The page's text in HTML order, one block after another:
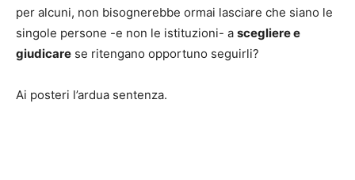
per alcuni, non bisognerebbe ormai lasciare che siano le
singole persone -e non le istituzioni- a scegliere e
giudicare se ritengano opportuno seguirli?
Ai posteri l’ardua sentenza.